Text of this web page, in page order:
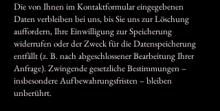
Die von Ihnen im Kontaktformular eingegebenen
Daten verbleiben bei uns, bis Sie uns zur Löschung
auffordern, Ihre Einwilligung zur Speicherung
widerrufen oder der Zweck für die Datenspeicherung
entfällt (z. B. nach abgeschlossener Bearbeitung Ihrer
Anfrage). Zwingende gesetzliche Bestimmungen –
insbesondere Aufbewahrungsfristen – bleiben
unberührt.